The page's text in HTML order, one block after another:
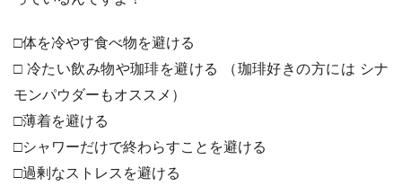
□体を冷やす食べ物を避ける
□ 冷たい飲み物や珈琲を避ける （珈琲好きの方には シナ
モンパウダーもオススメ）
□薄着を避ける
□シャワーだけで終わらすことを避ける
□過剰なストレスを避ける